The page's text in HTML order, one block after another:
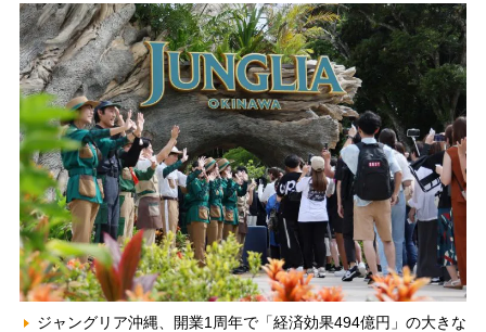
ジャングリア沖縄、開業1周年で「経済効果494億円」の大きな